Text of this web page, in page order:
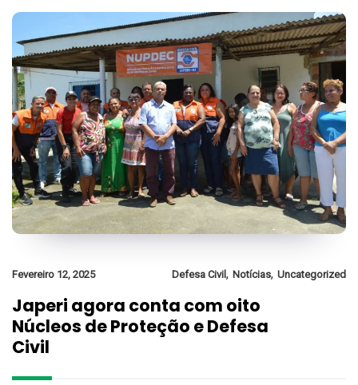
Fevereiro 12, 2025 Defesa Civil , Notícias, Uncategorized
Japeri agora conta com oito
Núcleos de Proteção e Defesa
Civil